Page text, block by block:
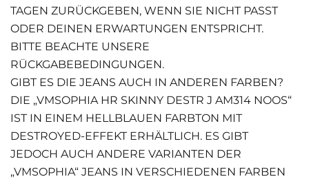
TAGEN ZURÜCKGEBEN, WENN SIE NICHT PASST
ODER DEINEN ERWARTUNGEN ENTSPRICHT.
BITTE BEACHTE UNSERE
RÜCKGABEBEDINGUNGEN.
GIBT ES DIE JEANS AUCH IN ANDEREN FARBEN?
DIE „VMSOPHIA HR SKINNY DESTR J AM314 NOOS“
IST IN EINEM HELLBLAUEN FARBTON MIT
DESTROYED-EFFEKT ERHÄLTLICH. ES GIBT
JEDOCH AUCH ANDERE VARIANTEN DER
„VMSOPHIA“ JEANS IN VERSCHIEDENEN FARBEN